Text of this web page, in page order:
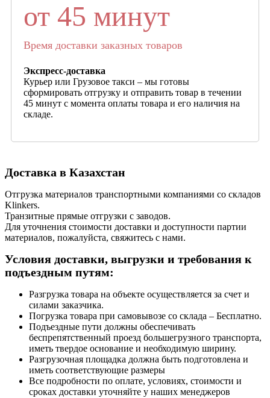
от 45 минут
Время доставки заказных товаров
Экспресс-доставка
Курьер или Грузовое такси – мы готовы
сформировать отгрузку и отправить товар в течении
45 минут с момента оплаты товара и его наличия на
складе.
Доставка в Казахстан
Отгрузка материалов транспортными компаниями со складов
Klinkers.
Транзитные прямые отгрузки с заводов.
Для уточнения стоимости доставки и доступности партии
материалов, пожалуйста, свяжитесь с нами.
Условия доставки, выгрузки и требования к
подъездным путям:
Разгрузка товара на объекте осуществляется за счет и
силами заказчика.
Погрузка товара при самовывозе со склада – Бесплатно.
Подъездные пути должны обеспечивать
беспрепятственный проезд большегрузного транспорта,
иметь твердое основание и необходимую ширину.
Разгрузочная площадка должна быть подготовлена и
иметь соответствующие размеры
Все подробности по оплате, условиях, стоимости и
сроках доставки уточняйте у наших менеджеров